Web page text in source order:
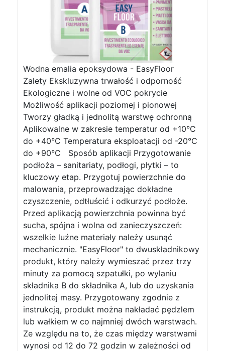
Wodna emalia epoksydowa - EasyFloor
Zalety Ekskluzywna trwałość i odporność
Ekologiczne i wolne od VOC pokrycie
Możliwość aplikacji poziomej i pionowej
Tworzy gładką i jednolitą warstwę ochronną
Aplikowalne w zakresie temperatur od +10°C
do +40°C Temperatura eksploatacji od -20°C
do +90°C Sposób aplikacji Przygotowanie
podłoża – sanitariaty, podłogi, płytki – to
kluczowy etap. Przygotuj powierzchnie do
malowania, przeprowadzając dokładne
czyszczenie, odtłuścić i odkurzyć podłoże.
Przed aplikacją powierzchnia powinna być
sucha, spójna i wolna od zanieczyszczeń:
wszelkie luźne materiały należy usunąć
mechanicznie. "EasyFloor" to dwuskładnikowy
produkt, który należy wymieszać przez trzy
minuty za pomocą szpatułki, po wylaniu
składnika B do składnika A, lub do uzyskania
jednolitej masy. Przygotowany zgodnie z
instrukcją, produkt można nakładać pędzlem
lub wałkiem w co najmniej dwóch warstwach.
Ze względu na to, że czas między warstwami
wynosi od 12 do 72 godzin w zależności od